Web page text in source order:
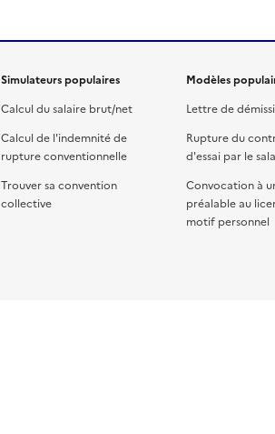
Simulateurs populaires
Calcul du salaire brut/net
Calcul de l'indemnité de
rupture conventionnelle
Trouver sa convention
collective
Modèles
Lettre de
Rupture du
d'essai par le
Convocation à
préalable au
motif personnel